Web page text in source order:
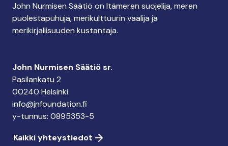
John Nurmisen Säätiö on Itämeren suojelija, meren
puolestapuhuja, merikulttuurin vaalija ja
merikirjallisuuden kustantaja.
John Nurmisen Säätiö sr.
Pasilankatu 2
00240 Helsinki
info@jnfoundation.fi
y-tunnus: 0895353-5
Kaikki yhteystiedot